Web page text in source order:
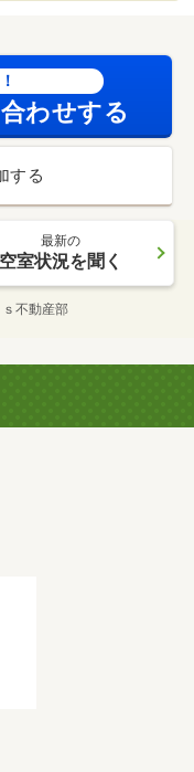
わせする
する
最新の
空室状況を聞く
不動産部